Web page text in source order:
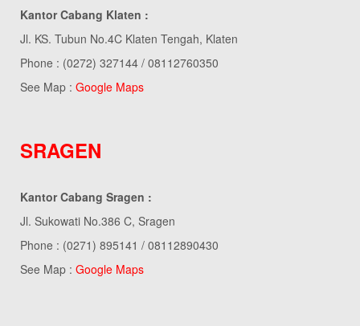
Kantor Cabang Klaten :
Jl. KS. Tubun No.4C Klaten Tengah, Klaten
Phone : (0272) 327144 / 08112760350
See Map : Google Maps
SRAGEN
Kantor Cabang Sragen :
Jl. Sukowati No.386 C, Sragen
Phone : (0271) 895141 / 08112890430
See Map : Google Maps